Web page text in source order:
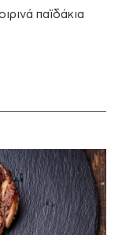
παϊδάκια